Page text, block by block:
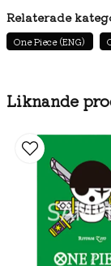
Liknande
Relaterade
One Piece (ENG)